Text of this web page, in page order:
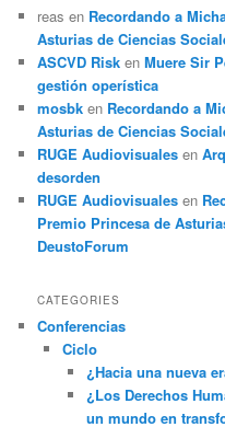
reas en Recordando a
Asturias de Ciencias
ASCVD Risk enMuere Sir
gestión operística
mosbk en Recordando a
Asturias de Ciencias
RUGE Audiovisuales en
desorden
RUGE Audiovisuales en
Premio Princesa de
DeustoForum
CATEGORIES
Conferencias
Ciclo
¿Hacia una nueva
¿Los Derechos
un mundo en